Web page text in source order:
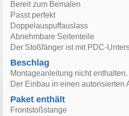
Bereit zum Bemalen
Passt perfekt
Doppelauspuffauslass
Abnehmbare Seitenteile
Der Stoßfänger ist mit PDC-
Beschlag
Montageanleitung nicht enthalten.
Der Einbau in einen autorisierten
Paket enthält
Frontstoßstange